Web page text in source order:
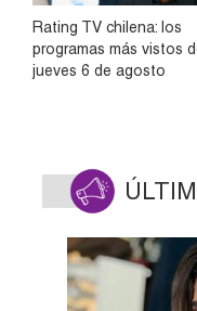
Rating TV chilena: los
programas más vistos
jueves 6 de agosto